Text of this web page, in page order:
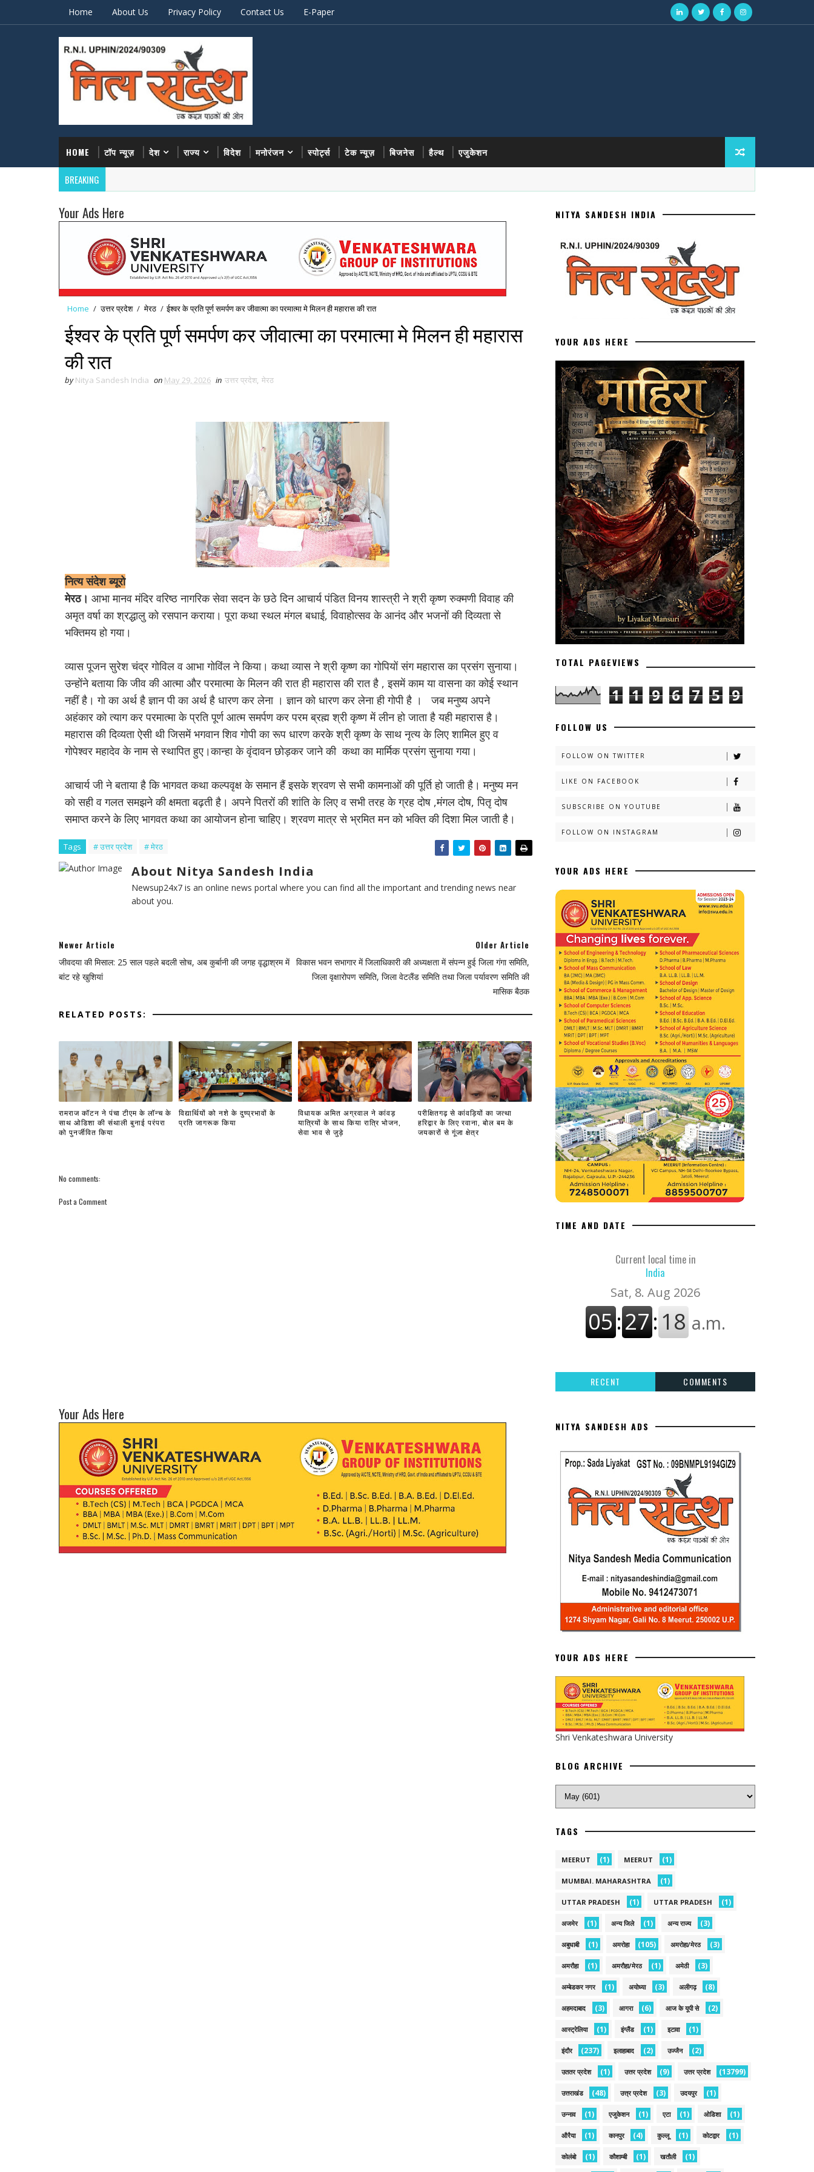
Home About Us Privacy Policy Contact Us E-Paper
HOME टॉप न्यूज़ देश राज्य विदेश मनोरंजन स्पोर्ट्स टेक न्यूज़ बिजनेस हैल्थ एजुकेशन
BREAKING
Your Ads Here
Home / उत्तर प्रदेश / मेरठ / ईश्वर के प्रति पूर्ण समर्पण कर जीवात्मा का परमात्मा मे मिलन ही महारास की रात
ईश्वर के प्रति पूर्ण समर्पण कर जीवात्मा का परमात्मा मे मिलन ही महारास
की रात
by Nitya Sandesh India on May 29, 2026 in उत्तर प्रदेश, मेरठ
नित्य संदेश ब्यूरो
मेरठ। आभा मानव मंदिर वरिष्ठ नागरिक सेवा सदन के छठे दिन आचार्य पंडित विनय शास्त्री ने श्री कृष्ण रुक्मणी विवाह की
अमृत वर्षा का श्रद्धालु को रसपान कराया। पूरा कथा स्थल मंगल बधाई, विवाहोत्सव के आनंद और भजनों की दिव्यता से
भक्तिमय हो गया।
व्यास पूजन सुरेश चंद्र गोविल व आभा गोविंल ने किया। कथा व्यास ने श्री कृष्ण का गोपियों संग महारास का प्रसंग सुनाया।
उन्होंने बताया कि जीव की आत्मा और परमात्मा के मिलन की रात ही महारास की रात है , इसमें काम या वासना का कोई स्थान
नहीं है। गो का अर्थ है ज्ञान पी का अर्थ है धारण कर लेना । ज्ञान को धारण कर लेना ही गोपी है । जब मनुष्य अपने
अहंकार को त्याग कर परमात्मा के प्रति पूर्ण आत्म समर्पण कर परम ब्रह्म श्री कृष्ण में लीन हो जाता है यही महारास है।
महारास की दिव्यता ऐसी थी जिसमें भगवान शिव गोपी का रूप धारण करके श्री कृष्ण के साथ नृत्य के लिए शामिल हुए व
गोपेश्वर महादेव के नाम से स्थापित हुए।कान्हा के वृंदावन छोड़कर जाने की कथा का मार्मिक प्रसंग सुनाया गया।
आचार्य जी ने बताया है कि भागवत कथा कल्पवृक्ष के समान हैं इसके श्रवण से सभी कामनाओं की पूर्ति हो जाती है। मनुष्य मन
को सही व गलत समझने की क्षमता बढ़ती है। अपने पितरों की शांति के लिए व सभी तरह के ग्रह दोष ,मंगल दोष, पितृ दोष
समाप्त करने के लिए भागवत कथा का आयोजन होना चाहिए। श्रवण मात्र से भ्रमित मन को भक्ति की दिशा मिल जाती है।
Tags # उत्तर प्रदेश # मेरठ
About Nitya Sandesh India
Newsup24x7 is an online news portal where you can find all the important and trending news near
about you.
Newer Article
​जीवदया की मिसाल: 25 साल पहले बदली सोच, अब कुर्बानी की जगह वृद्धाश्रम में
बांट रहे खुशियां
Older Article
विकास भवन सभागार में जिलाधिकारी की अध्यक्षता में संपन्न हुई जिला गंगा समिति,
जिला वृक्षारोपण समिति, जिला वेटलैंड समिति तथा जिला पर्यावरण समिति की
मासिक बैठक
RELATED POSTS:
रामराज कॉटन ने पंचा टीएम के लॉन्च के
साथ ओडिशा की संथाली बुनाई परंपरा
को पुनर्जीवित किया
विद्यार्थियों को नशे के दुष्प्रभावों के
प्रति जागरूक किया
विधायक अमित अग्रवाल ने कांवड़
यात्रियों के साथ किया रात्रि भोजन,
सेवा भाव से जुड़े
परीक्षितगढ़ से कांवड़ियों का जत्था
हरिद्वार के लिए रवाना, बोल बम के
जयकारों से गूंजा क्षेत्र
No comments:
Post a Comment
Your Ads Here
NITYA SANDESH INDIA
YOUR ADS HERE
TOTAL PAGEVIEWS
1 1 9 6 7 5 9
FOLLOW US
FOLLOW ON TWITTER
LIKE ON FACEBOOK
SUBSCRIBE ON YOUTUBE
FOLLOW ON INSTAGRAM
YOUR ADS HERE
TIME AND DATE
Current local time in
India
RECENT COMMENTS
NITYA SANDESH ADS
YOUR ADS HERE
Shri Venkateshwara University
BLOG ARCHIVE
TAGS
MEERUT (1) MEERUT (1)
MUMBAI. MAHARASHTRA (1)
UTTAR PRADESH (1) UTTAR PRADESH (1)
अजमेर (1) अन्य जिले (1) अन्य राज्य (3)
अबुधाबी (1) अमरोहा (105) अमरोहा/मेरठ (3)
अमरौहा (1) अमरौहा/मेरठ (1) अमेठी (3)
अम्बेडकर नगर (1) अयोध्या (3) अलीगढ़ (8)
अहमदाबाद (3) आगरा (6) आज के यूपी से (2)
आस्ट्रेलिया (1) इंग्लैंड (1) इटावा (1)
इंदौर (237) इलाहाबाद (2) उज्जैन (2)
उततर प्रदेश (1) उत्तर प्रदेश (9) उत्तर प्रदेश (13799)
उत्तराखंड (48) उत्त्र प्रदेश (3) उदयपुर (1)
उन्नाव (1) एजुकेशन (1) एटा (1) ओडिशा (1)
औरैया (1) कानपुर (4) कुल्लू (1) कोटद्वार (1)
कोलंबो (1) कौशाम्बी (1) खतौली (1)